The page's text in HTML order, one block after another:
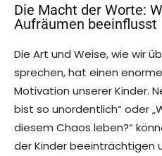
Die Macht der Worte:
Aufräumen beeinflusst
Die Art und Weise, wie wir
sprechen, hat einen
Motivation unserer Kinder.
bist so unordentlich“ oder
diesem Chaos leben?“
der Kinder beeinträchtigen